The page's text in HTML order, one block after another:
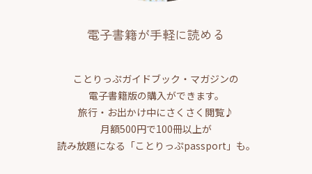
電子書籍が手軽に読める
ことりっぷガイドブック・マガジンの
電子書籍版の購入ができます。
旅行・お出かけ中にさくさく閲覧♪
月額500円で100冊以上が
読み放題になる「ことりっぷpassport」も。